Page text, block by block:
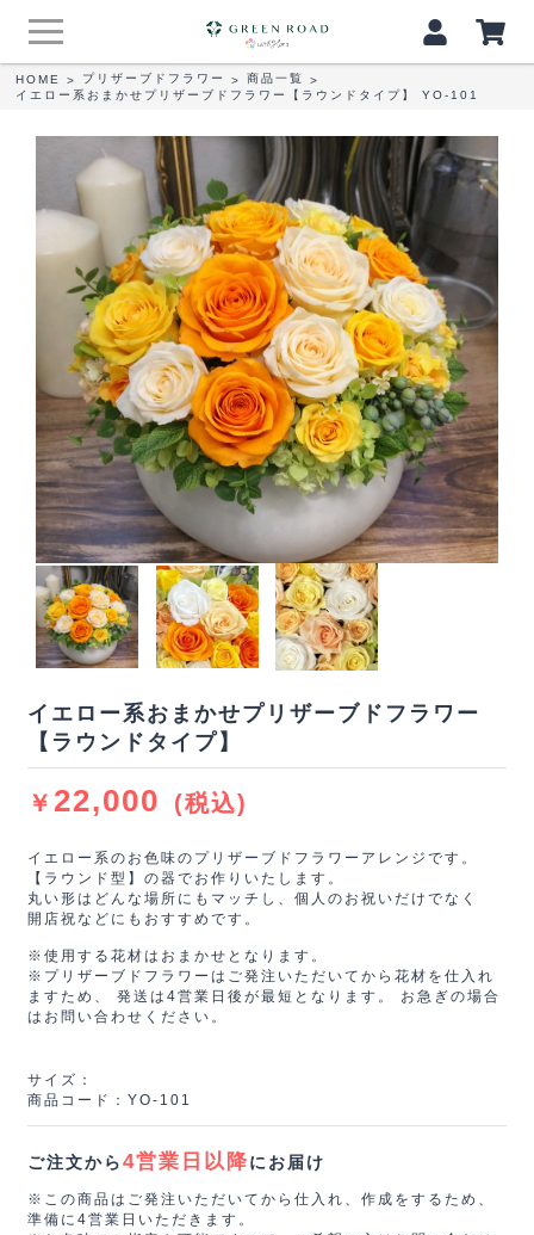
HOME > プリザーブドフラワー > 商品一覧
>
イエロー系おまかせプリザーブドフラワー【ラウンドタイプ】 YO‐101
イエロー系おまかせプリザーブドフラワー
【ラウンドタイプ】
￥ 22,000 (税込)
イエロー系のお色味のプリザーブドフラワーアレンジです。
【ラウンド型】の器でお作りいたします。
丸い形はどんな場所にもマッチし、個人のお祝いだけでなく
開店祝などにもおすすめです。
※使用する花材はおまかせとなります。
※プリザーブドフラワーはご発注いただいてから花材を仕入れ
ますため、 発送は4営業日後が最短となります。 お急ぎの場合
はお問い合わせください。
サイズ：
商品コード：YO‐101
ご注文から4営業日以降にお届け
※この商品はご発注いただいてから仕入れ、作成をするため、
準備に4営業日いただきます。